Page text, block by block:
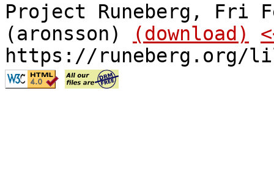
Project Runeberg, Fri
(aronsson)
(download)
https://runeberg.org/